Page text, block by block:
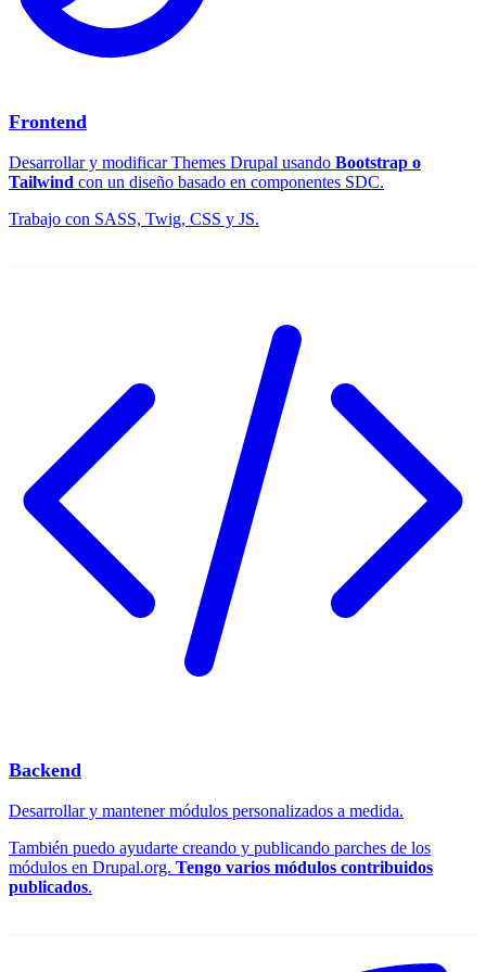
Frontend
Desarrollar y modificar Themes Drupal usando Bootstrap o
Tailwind con un diseño basado en componentes SDC.
Trabajo con SASS, Twig, CSS y JS.
Backend
Desarrollar y mantener módulos personalizados a medida.
También puedo ayudarte creando y publicando parches de los
módulos en Drupal.org. Tengo varios módulos contribuidos
publicados.